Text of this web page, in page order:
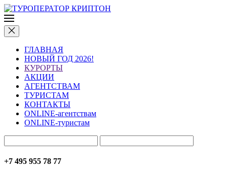
ГЛАВНАЯ
НОВЫЙ ГОД 2026!
КУРОРТЫ
АКЦИИ
АГЕНТСТВАМ
ТУРИСТАМ
КОНТАКТЫ
ONLINE-агентствам
ONLINE-туристам
+7 495 955 78 77